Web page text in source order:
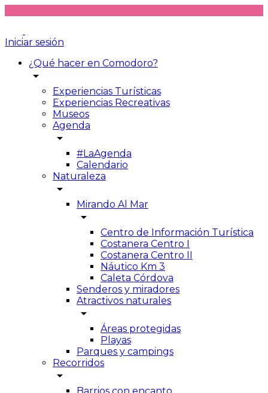
Iniciar sesión
¿Qué hacer en Comodoro?
arrow_drop_down
Experiencias Turísticas
Experiencias Recreativas
Museos
Agenda
arrow_drop_down
#LaAgenda
Calendario
Naturaleza
arrow_drop_down
Mirando Al Mar
arrow_drop_down
Centro de Información Turística
Costanera Centro I
Costanera Centro II
Náutico Km 3
Caleta Córdova
Senderos y miradores
Atractivos naturales
arrow_drop_down
Áreas protegidas
Playas
Parques y campings
Recorridos
arrow_drop_down